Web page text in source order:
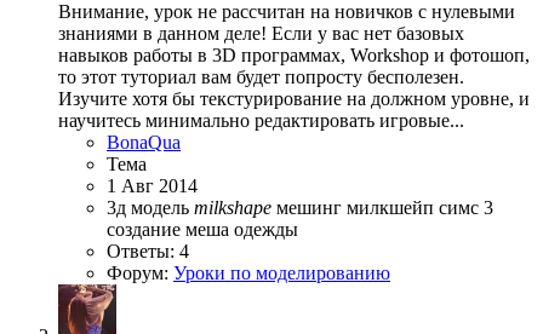
Внимание, урок не рассчитан на новичков с нулевыми
знаниями в данном деле! Если у вас нет базовых
навыков работы в 3D программах, Workshop и фотошоп,
то этот туториал вам будет попросту бесполезен.
Изучите хотя бы текстурирование на должном уровне, и
научитесь минимально редактировать игровые...
BonaQua
Тема
1 Авг 2014
3д модель milkshape мешинг милкшейп симс 3
создание меша одежды
Ответы: 4
Форум: Уроки по моделированию